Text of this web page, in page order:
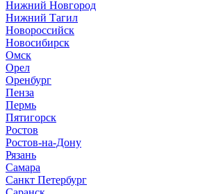
Нижний Новгород
Нижний Тагил
Новороссийск
Новосибирск
Омск
Орел
Оренбург
Пенза
Пермь
Пятигорск
Ростов
Ростов-на-Дону
Рязань
Самара
Санкт Петербург